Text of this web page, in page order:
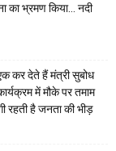
का भ्रमण किया… नदी
कर देते हैं मंत्री सुबोध
में मौके पर तमाम
रहती है जनता की भीड़